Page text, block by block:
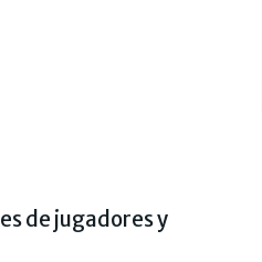
de jugadores y